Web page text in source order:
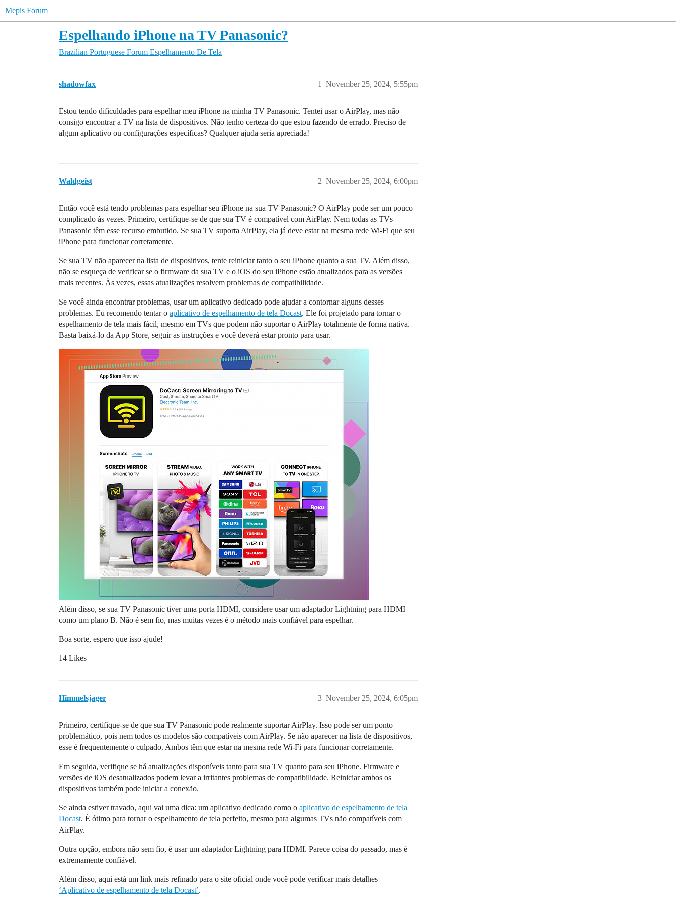
Mepis Forum
Espelhando iPhone na TV Panasonic?
Brazilian Portuguese Forum Espelhamento De Tela
shadowfax November 25, 2024, 5:55pm
1
Estou tendo dificuldades para espelhar meu iPhone na minha TV Panasonic. Tentei usar o AirPlay, mas não
consigo encontrar a TV na lista de dispositivos. Não tenho certeza do que estou fazendo de errado. Preciso de
algum aplicativo ou configurações específicas? Qualquer ajuda seria apreciada!
Waldgeist November 25, 2024, 6:00pm
2
Então você está tendo problemas para espelhar seu iPhone na sua TV Panasonic? O AirPlay pode ser um pouco
complicado às vezes. Primeiro, certifique-se de que sua TV é compatível com AirPlay. Nem todas as TVs
Panasonic têm esse recurso embutido. Se sua TV suporta AirPlay, ela já deve estar na mesma rede Wi-Fi que seu
iPhone para funcionar corretamente.
Se sua TV não aparecer na lista de dispositivos, tente reiniciar tanto o seu iPhone quanto a sua TV. Além disso,
não se esqueça de verificar se o firmware da sua TV e o iOS do seu iPhone estão atualizados para as versões
mais recentes. Às vezes, essas atualizações resolvem problemas de compatibilidade.
Se você ainda encontrar problemas, usar um aplicativo dedicado pode ajudar a contornar alguns desses
problemas. Eu recomendo tentar o aplicativo de espelhamento de tela Docast. Ele foi projetado para tornar o
espelhamento de tela mais fácil, mesmo em TVs que podem não suportar o AirPlay totalmente de forma nativa.
Basta baixá-lo da App Store, seguir as instruções e você deverá estar pronto para usar.
Além disso, se sua TV Panasonic tiver uma porta HDMI, considere usar um adaptador Lightning para HDMI
como um plano B. Não é sem fio, mas muitas vezes é o método mais confiável para espelhar.
Boa sorte, espero que isso ajude!
14 Likes
Himmelsjager November 25, 2024, 6:05pm
3
Primeiro, certifique-se de que sua TV Panasonic pode realmente suportar AirPlay. Isso pode ser um ponto
problemático, pois nem todos os modelos são compatíveis com AirPlay. Se não aparecer na lista de dispositivos,
esse é frequentemente o culpado. Ambos têm que estar na mesma rede Wi-Fi para funcionar corretamente.
Em seguida, verifique se há atualizações disponíveis tanto para sua TV quanto para seu iPhone. Firmware e
versões de iOS desatualizados podem levar a irritantes problemas de compatibilidade. Reiniciar ambos os
dispositivos também pode iniciar a conexão.
Se ainda estiver travado, aqui vai uma dica: um aplicativo dedicado como o aplicativo de espelhamento de tela
Docast. É ótimo para tornar o espelhamento de tela perfeito, mesmo para algumas TVs não compatíveis com
AirPlay.
Outra opção, embora não sem fio, é usar um adaptador Lightning para HDMI. Parece coisa do passado, mas é
extremamente confiável.
Além disso, aqui está um link mais refinado para o site oficial onde você pode verificar mais detalhes –
‘Aplicativo de espelhamento de tela Docast’.